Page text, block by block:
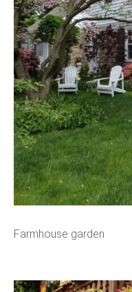
Farmhouse garden